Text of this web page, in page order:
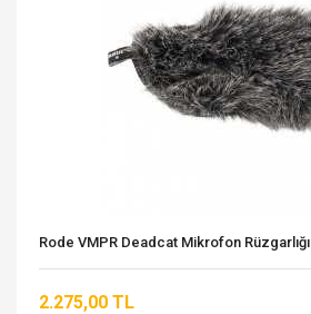
Rode VMPR Deadcat Mikrofon Rüzgarlığı
2.275,00 TL